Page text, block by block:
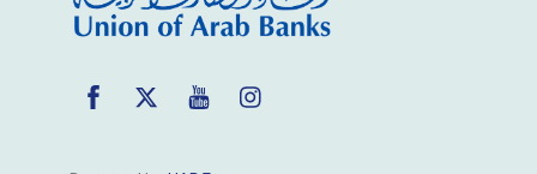
Facebook
Twitter YouTube